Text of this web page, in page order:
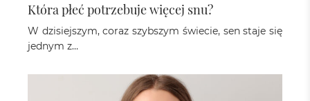
Która płeć potrzebuje więcej snu?
W dzisiejszym, coraz szybszym świecie, sen staje się
jednym z…